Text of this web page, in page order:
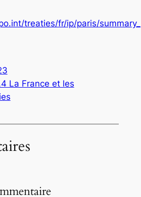
treaties/fr/ip/paris/
La France et les